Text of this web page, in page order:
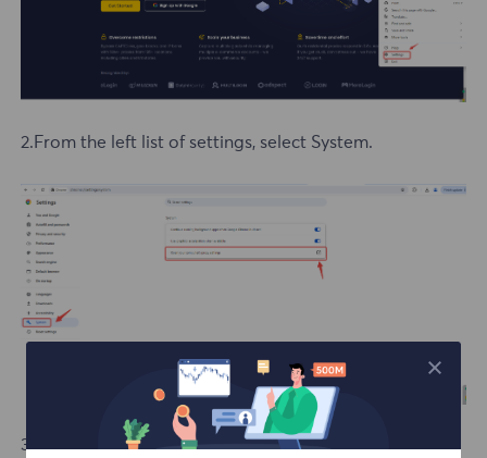
2.From the left list of settings, select System.
3.Click Open your computer's proxy settings, enter the